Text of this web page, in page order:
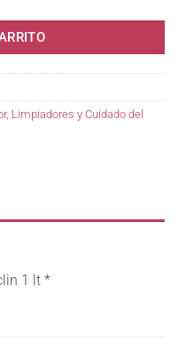
, Limpiadores y Cuidado del
1 lt *